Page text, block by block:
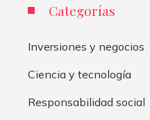
Categorías
Inversiones y negocios
Ciencia y tecnología
Responsabilidad social